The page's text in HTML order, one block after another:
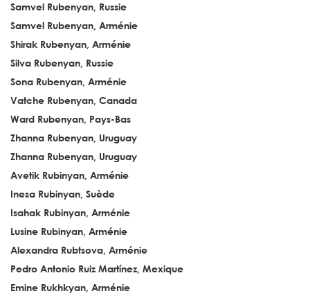
Samvel Rubenyan, Russie
Samvel Rubenyan, Arménie
Shirak Rubenyan, Arménie
Silva Rubenyan, Russie
Sona Rubenyan, Arménie
Vatche Rubenyan, Canada
Ward Rubenyan, Pays-Bas
Zhanna Rubenyan, Uruguay
Zhanna Rubenyan, Uruguay
Avetik Rubinyan, Arménie
Inesa Rubinyan, Suède
Isahak Rubinyan, Arménie
Lusine Rubinyan, Arménie
Alexandra Rubtsova, Arménie
Pedro Antonio Ruiz Martínez, Mexique
Emine Rukhkyan, Arménie